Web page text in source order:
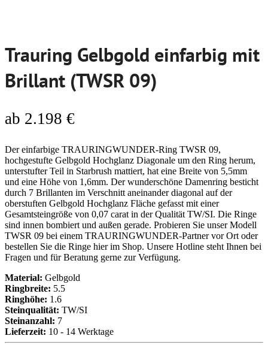
Trauring Gelbgold einfarbig mit
Brillant (TWSR 09)
ab 2.198 €
Der einfarbige TRAURINGWUNDER-Ring TWSR 09,
hochgestufte Gelbgold Hochglanz Diagonale um den Ring herum,
unterstufter Teil in Starbrush mattiert, hat eine Breite von 5,5mm
und eine Höhe von 1,6mm. Der wunderschöne Damenring besticht
durch 7 Brillanten im Verschnitt aneinander diagonal auf der
oberstuften Gelbgold Hochglanz Fläche gefasst mit einer
Gesamtsteingröße von 0,07 carat in der Qualität TW/SI. Die Ringe
sind innen bombiert und außen gerade. Probieren Sie unser Modell
TWSR 09 bei einem TRAURINGWUNDER-Partner vor Ort oder
bestellen Sie die Ringe hier im Shop. Unsere Hotline steht Ihnen bei
Fragen und für Beratung gerne zur Verfügung.
Material: Gelbgold
Ringbreite: 5.5
Ringhöhe: 1.6
Steinqualität: TW/SI
Steinanzahl: 7
Lieferzeit: 10 - 14 Werktage